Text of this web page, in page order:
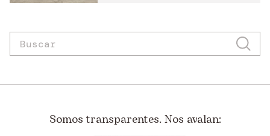
Somos transparentes. Nos avalan: